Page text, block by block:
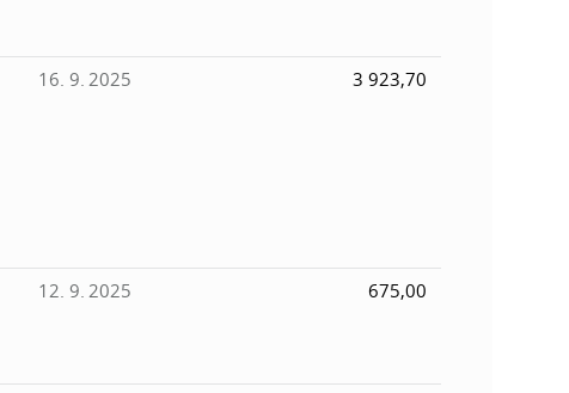
16. 9. 2025 3 923,70
12. 9. 2025 675,00